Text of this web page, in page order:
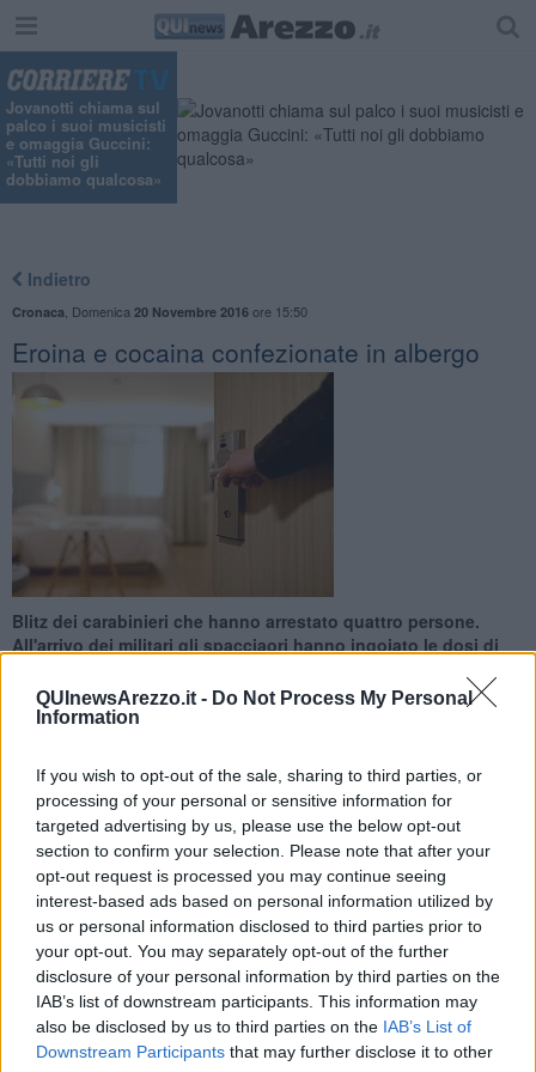
QUInewsArezzo.it - Do Not Process My Personal
Information
If you wish to opt-out of the sale, sharing to third parties, or
processing of your personal or sensitive information for
targeted advertising by us, please use the below opt-out
section to confirm your selection. Please note that after your
opt-out request is processed you may continue seeing
interest-based ads based on personal information utilized by
us or personal information disclosed to third parties prior to
your opt-out. You may separately opt-out of the further
disclosure of your personal information by third parties on the
IAB’s list of downstream participants. This information may
also be disclosed by us to third parties on the IAB’s List of
Downstream Participants that may further disclose it to other
Jovanotti chiama sul
palco i suoi musicisti
e omaggia Guccini:
«Tutti noi gli
dobbiamo qualcosa»
Indietro
Cronaca Domenica 20 Novembre 2016ore 15:50
Eroina e cocaina confezionate in albergo
Blitz dei carabinieri che hanno arrestato quattro persone.
All'arrivo dei militari gli spacciaori hanno ingoiato le dosi di
AREZZO —Si erano organizzati per poter preparare le dosi da
smerciare al riparo da occhi idiscreti. Nelle due stanze affittate in
un albergo di Arezzo i carabinieri ne hanno trovate quindici appena
confezionate. Dentro c'erano siaeroina che cocaina
L'indagine dei carabinieri è durata una settimana, poi è scattato il
blitz che ha visto l'intervento anche delle unità cinofile di Firenze.
Quando i militari hanno fatto irruzione, i quattro uomini, tutti tunisini,